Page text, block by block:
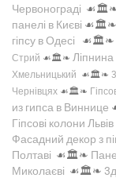
Червонограді
панелі в Києві ☙🏛️❧
гіпсу в Одесі ☙🏛️❧
Стрий ☙🏛️❧ Ліпнина
Хмельницький ☙🏛️❧
Чернівцях ☙🏛️❧
из гипса в Виннице
Гіпсові колони Львів
Фасадний декор з
Полтаві ☙🏛️❧
Миколаєві ☙🏛️❧